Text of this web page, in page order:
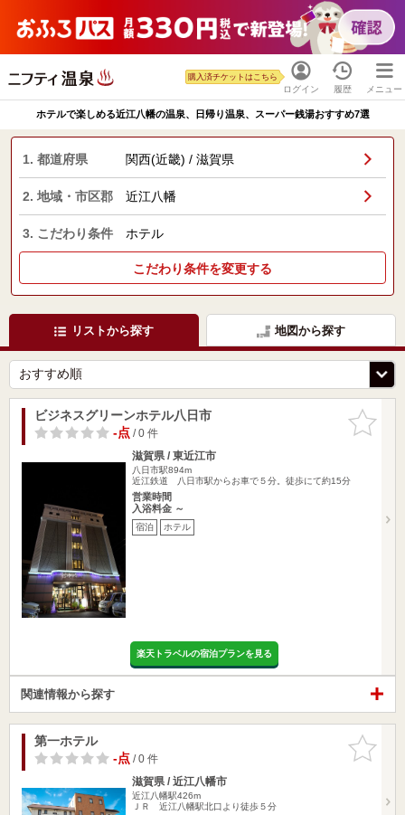
ログイン
購入済チケットはこちら
履歴 メニュー
ホテルで楽しめる近江八幡の温泉、日帰り温泉、スーパー銭湯おすすめ7選
1. 都道府県 関西(近畿) / 滋賀県
2. 地域・市区郡 近江八幡
3. こだわり条件 ホテル
こだわり条件を変更する
リストから探す 地図から探す
お気に入
りに追加
ビジネスグリーンホテル八日市
-点/ 0 件
滋賀県 / 東近江市
八日市駅894m
近江鉄道 八日市駅からお車で５分。徒歩にて約15分
営業時間
入浴料金 ～
宿泊 ホテル
楽天トラベルの宿泊プランを見る
関連情報から探す
お気に入
りに追加
第一ホテル
-点/ 0 件
滋賀県 / 近江八幡市
近江八幡駅426m
ＪＲ 近江八幡駅北口より徒歩５分